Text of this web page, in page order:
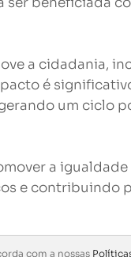
a cidadania,
é
um ciclo
a
e contribuindo
com a nossas